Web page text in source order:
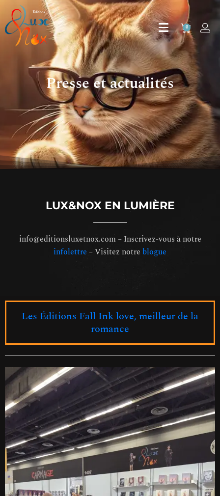
0
Presse et actualités
LUX&NOX EN LUMIÈRE
info@editionsluxetnox.com – Inscrivez-vous à notre
infolettre – Visitez notre blogue
Les Éditions Fall Ink love, meilleur de la
romance